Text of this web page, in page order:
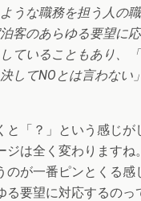
うな職務を担う人の
客のあらゆる要望に
ていることもあり、
してNOとは言わない
と「？」という感じが
ジは全く変わりますね
のが一番ピンとくる感
る要望に対応するのっ